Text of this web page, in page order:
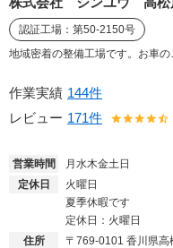
認証工場：第50-2150号
地域密着の整備工場です。お車
作業実績 144件
レビュー 171件
営業時間 月水木金土日
定休日
火曜日
夏季休暇です
定休日：火曜日
住所
〒769-0101 香川県高